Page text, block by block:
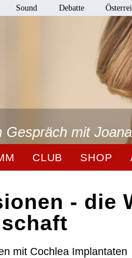
Sound Debatte
Gespräch mit
CLUB SHOP
- die
mit Cochlea Implantaten